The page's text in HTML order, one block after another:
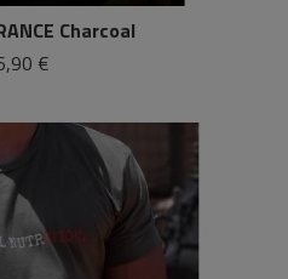
Charcoal
€